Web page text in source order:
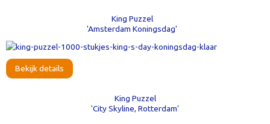
King Puzzel
'Amsterdam Koningsdag'
Bekijk details
King Puzzel
'City Skyline, Rotterdam'